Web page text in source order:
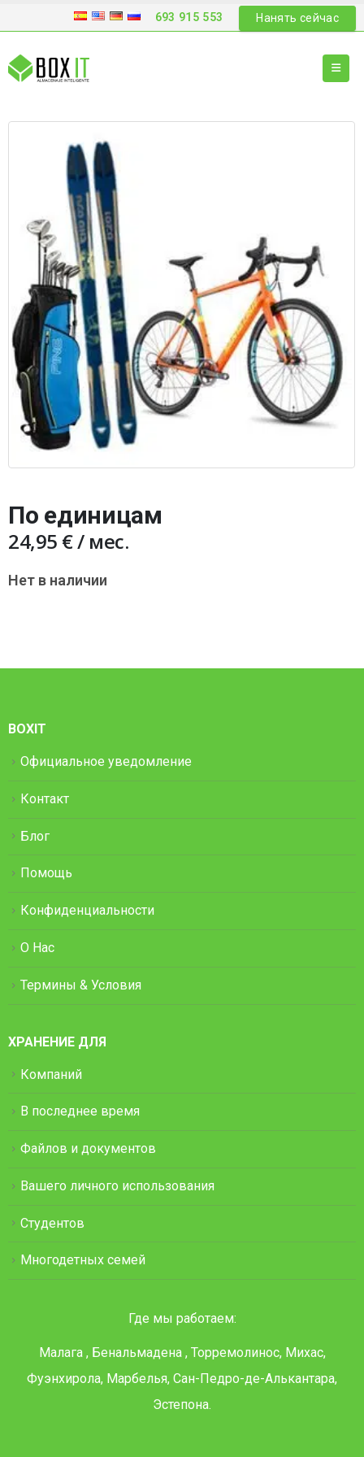
693 915 553 Нанять сейчас
По единицам
24,95 €/ мес.
Нет в наличии
BOXIT
Официальное уведомление
Контакт
Блог
Помощь
Конфиденциальности
О Нас
Термины & Условия
ХРАНЕНИЕ ДЛЯ
Компаний
В последнее время
Файлов и документов
Вашего личного использования
Студентов
Многодетных семей
Где мы работаем:
Малага , Бенальмадена , Торремолинос, Михас,
Фуэнхирола, Марбелья, Сан-Педро-де-Алькантара,
Эстепона.